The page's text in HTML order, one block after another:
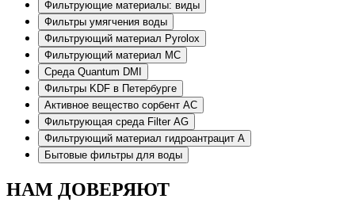
Фильтрующие материалы: виды
Фильтры умягчения воды
Фильтрующий материал Pyrolox
Фильтрующий материал МС
Среда Quantum DMI
Фильтры KDF в Петербурге
Активное вещество сорбент АС
Фильтрующая среда Filter AG
Фильтрующий материал гидроантрацит А
Бытовые фильтры для воды
НАМ ДОВЕРЯЮТ